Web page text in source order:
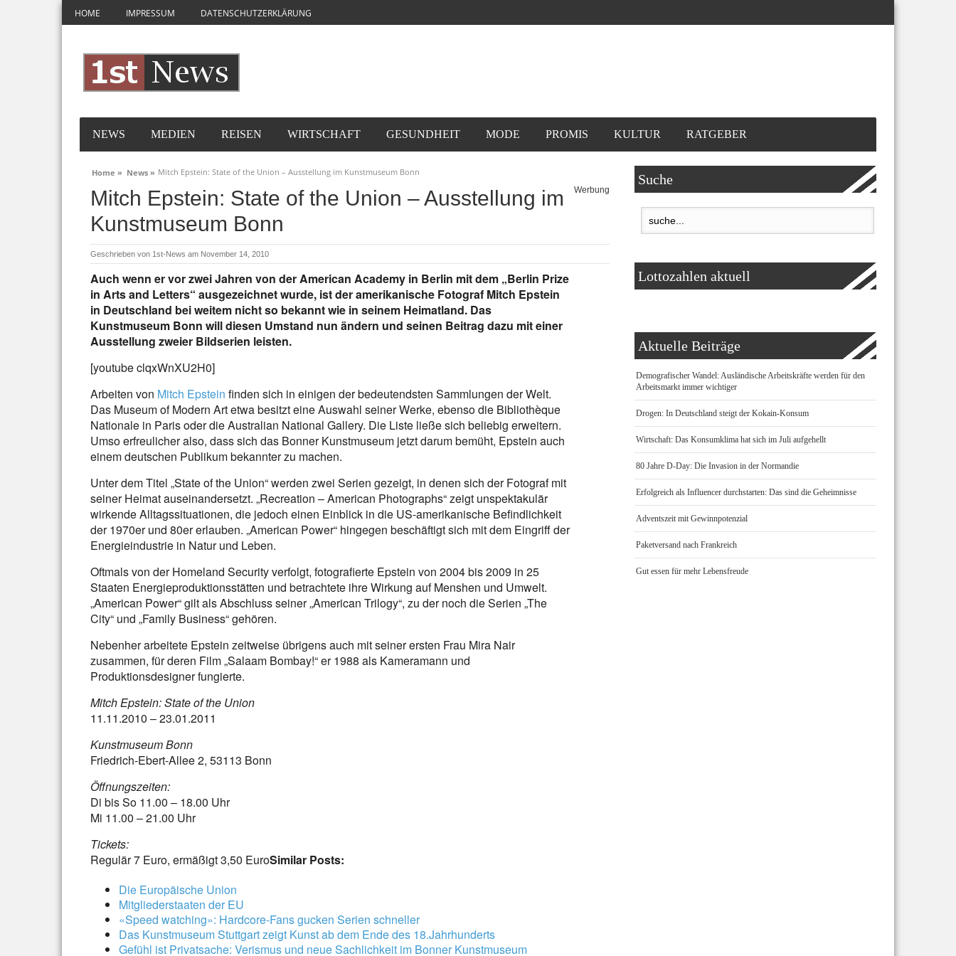
HOME IMPRESSUM DATENSCHUTZERKLÄRUNG
NEWS MEDIEN REISEN WIRTSCHAFT GESUNDHEIT MODE PROMIS KULTUR RATGEBER
Home » News » Mitch Epstein: State of the Union – Ausstellung im Kunstmuseum Bonn
Mitch Epstein: State of the Union – Ausstellung im
Kunstmuseum Bonn
Werbung
Geschrieben von 1st-News am November 14, 2010
Auch wenn er vor zwei Jahren von der American Academy in Berlin mit dem „Berlin Prize
in Arts and Letters“ ausgezeichnet wurde, ist der amerikanische Fotograf Mitch Epstein
in Deutschland bei weitem nicht so bekannt wie in seinem Heimatland. Das
Kunstmuseum Bonn will diesen Umstand nun ändern und seinen Beitrag dazu mit einer
Ausstellung zweier Bildserien leisten.
[youtube clqxWnXU2H0]
Arbeiten von Mitch Epstein finden sich in einigen der bedeutendsten Sammlungen der Welt.
Das Museum of Modern Art etwa besitzt eine Auswahl seiner Werke, ebenso die Bibliothèque
Nationale in Paris oder die Australian National Gallery. Die Liste ließe sich beliebig erweitern.
Umso erfreulicher also, dass sich das Bonner Kunstmuseum jetzt darum bemüht, Epstein auch
einem deutschen Publikum bekannter zu machen.
Unter dem Titel „State of the Union“ werden zwei Serien gezeigt, in denen sich der Fotograf mit
seiner Heimat auseinandersetzt. „Recreation – American Photographs“ zeigt unspektakulär
wirkende Alltagssituationen, die jedoch einen Einblick in die US-amerikanische Befindlichkeit
der 1970er und 80er erlauben. „American Power“ hingegen beschäftigt sich mit dem Eingriff der
Energieindustrie in Natur und Leben.
Oftmals von der Homeland Security verfolgt, fotografierte Epstein von 2004 bis 2009 in 25
Staaten Energieproduktionsstätten und betrachtete ihre Wirkung auf Menshen und Umwelt.
„American Power“ gilt als Abschluss seiner „American Trilogy“, zu der noch die Serien „The
City“ und „Family Business“ gehören.
Nebenher arbeitete Epstein zeitweise übrigens auch mit seiner ersten Frau Mira Nair
zusammen, für deren Film „Salaam Bombay!“ er 1988 als Kameramann und
Produktionsdesigner fungierte.
Mitch Epstein: State of the Union
11.11.2010 – 23.01.2011
Kunstmuseum Bonn
Friedrich-Ebert-Allee 2, 53113 Bonn
Öffnungszeiten:
Di bis So 11.00 – 18.00 Uhr
Mi 11.00 – 21.00 Uhr
Tickets:
Regulär 7 Euro, ermäßigt 3,50 EuroSimilar Posts:
Die Europäische Union
Mitgliederstaaten der EU
«Speed watching»: Hardcore-Fans gucken Serien schneller
Das Kunstmuseum Stuttgart zeigt Kunst ab dem Ende des 18.Jahrhunderts
Gefühl ist Privatsache: Verismus und neue Sachlichkeit im Bonner Kunstmuseum
Suche
Lottozahlen aktuell
Aktuelle Beiträge
Demografischer Wandel: Ausländische Arbeitskräfte werden für den
Arbeitsmarkt immer wichtiger
Drogen: In Deutschland steigt der Kokain-Konsum
Wirtschaft: Das Konsumklima hat sich im Juli aufgehellt
80 Jahre D-Day: Die Invasion in der Normandie
Erfolgreich als Influencer durchstarten: Das sind die Geheimnisse
Adventszeit mit Gewinnpotenzial
Paketversand nach Frankreich
Gut essen für mehr Lebensfreude